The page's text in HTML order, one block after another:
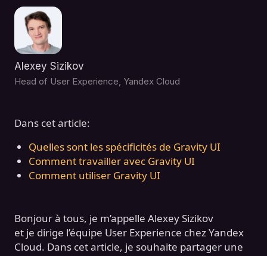
Bonjour à tous, je m’appelle Alexey Sizikov
et je dirige l’équipe User Experience chez Yandex
Cloud. Dans cet article, je souhaite partager une
Alexey Sizikov
Head of User Experience, Yandex Cloud
Dans cet article:
Quelles sont les spécificités de Gravity UI
Comment travailler avec Gravity UI
Comment utiliser Gravity UI